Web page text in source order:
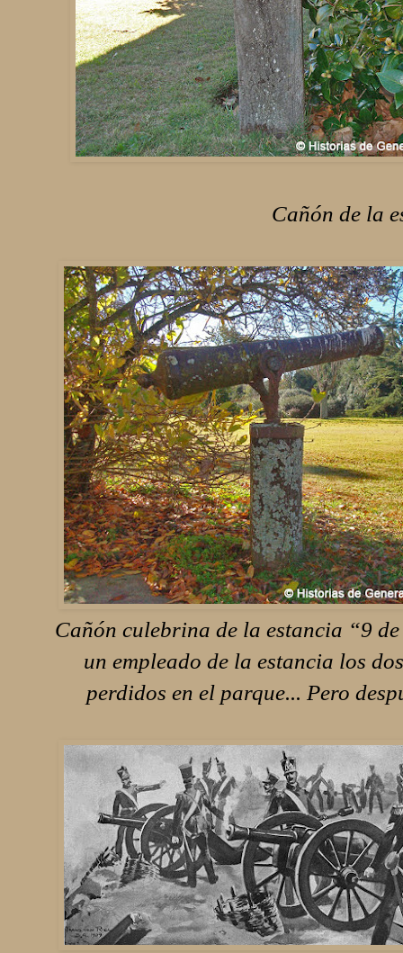
Cañón de la
Cañón culebrina de la estancia “9
un empleado de la estancia los
perdidos en el parque... Pero